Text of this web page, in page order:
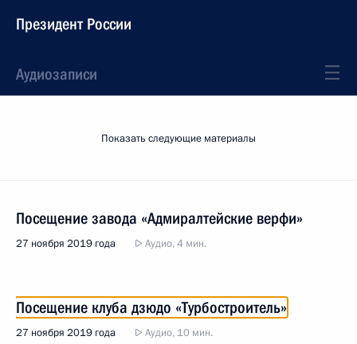
Президент России
Аудиозаписи
Показать следующие материалы
Посещение завода «Адмиралтейские верфи»
27 ноября 2019 года Аудио, 4 мин.
Посещение клуба дзюдо «Турбостроитель»
27 ноября 2019 года Аудио, 10 мин.